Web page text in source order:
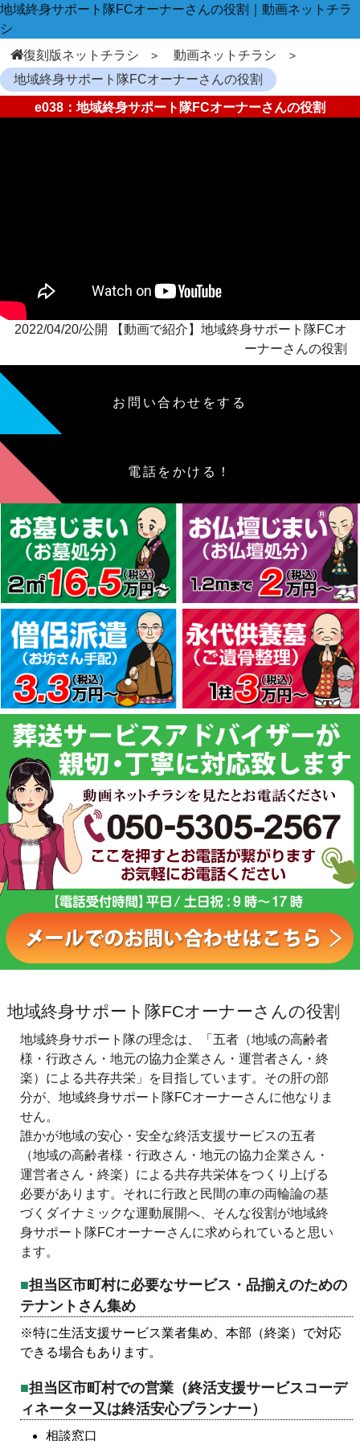
地域終身サポート隊FCオーナーさんの役割｜動画ネットチラ
シ
復刻版ネットチラシ
動画ネットチラシ
地域終身サポート隊FCオーナーさんの役割
e038：地域終身サポート隊FCオーナーさんの役割
2022/04/20/公開 【動画で紹介】地域終身サポート隊FCオ
ーナーさんの役割
お問い合わせをする
電話をかける！
地域終身サポート隊FCオーナーさんの役割
地域終身サポート隊の理念は、「五者（地域の高齢者
様・行政さん・地元の協力企業さん・運営者さん・終
楽）による共存共栄」を目指しています。その肝の部
分が、地域終身サポート隊FCオーナーさんに他なりま
せん。
誰かが地域の安心・安全な終活支援サービスの五者
（地域の高齢者様・行政さん・地元の協力企業さん・
運営者さん・終楽）による共存共栄体をつくり上げる
必要があります。それに行政と民間の車の両輪論の基
づくダイナミックな運動展開へ、そんな役割が地域終
身サポート隊FCオーナーさんに求められていると思い
ます。
担当区市町村に必要なサービス・品揃えのための
テナントさん集め
※特に生活支援サービス業者集め、本部（終楽）で対応
できる場合もあります。
担当区市町村での営業（終活支援サービスコーデ
ィネーター又は終活安心プランナー）
相談窓口